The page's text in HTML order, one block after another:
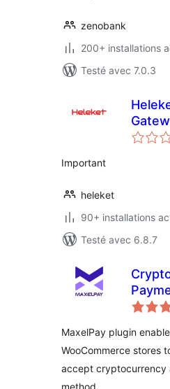
zenobank
200+ installations
Testé avec 7.0.3
Important
heleket
90+ installations
Testé avec 6.8.7
MaxelPay plugin
WooCommerce stores
accept cryptocurrency
method.